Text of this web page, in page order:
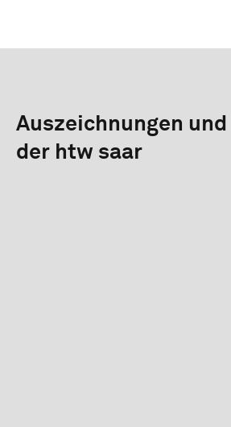
Auszeichnungen
der htw saar